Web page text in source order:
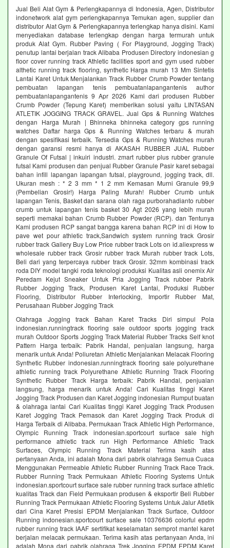
Jual Beli Alat Gym & Perlengkapannya di Indonesia, Agen, Distributor
indonetwork alat gym perlengkapannya Temukan agen, supplier dan
distributor Alat Gym & Perlengkapannya terlengkap hanya disini. Kami
menyediakan database terlengkap dengan harga termurah untuk
produk Alat Gym. Rubber Paving ( For Playground, Jogging Track)
penutup lantai berjalan track Alibaba Produsen Directory indonesian g
floor cover running track Athletic facilities sport and gym used rubber
althetic running track flooring, synthetic Harga murah 13 Mm Sintetis
Lantai Karet Untuk Menjalankan Track Rubber Crumb Powder tentang
pembuatan lapangan tenis pembuatanlapangantenis author
pembuatanlapangantenis 9 Apr 2026 Kami dari produsen Rubber
Crumb Powder (Tepung Karet) memberikan solusi yaitu LINTASAN
ATLETIK JOGGING TRACK GRAVEL. Jual Gps & Running Watches
dengan Harga Murah | Bhinneka bhinneka category gps running
watches Daftar harga Gps & Running Watches terbaru & murah
dengan spesifikasi terbaik. Tersedia Gps & Running Watches murah
dengan garansi resmi hanya di AKASAH RUBBER JUAL Rubber
Granule Of Futsal | inkuiri industri. zmart rubber plus rubber granule
futsal Kami produsen dan penjual Rubber Granule Pasir karet sebagai
bahan infill lapangan lapangan futsal, playground, jogging track, dll.
Ukuran mesh : * 2 3 mm * 1 2 mm Kemasan Murni Granule 99,9
(Pembelian Grosir!) Harga Paling Murah! Rubber Crumb untuk
lapangan Tenis, Basket dan sarana olah raga purborahadianto rubber
crumb untuk lapangan tenis basket 30 Agt 2026 yang lebih murah
seperti memakai bahan Crumb Rubber Powder (RCP). dan Tentunya
Kami produsen RCP sangat bangga karena bahan RCP ini di How to
pave wet pour athletic track,Sandwich system running track Grosir
rubber track Gallery Buy Low Price rubber track Lots on id.aliexpress w
wholesale rubber track Grosir rubber track Murah rubber track Lots,
Beli dari yang terpercaya rubber track Grosir. 32mm kombinasi track
roda DIY model tangki roda teknologi produksi Kualitas asli onemix Air
Peredam Kejut Sneaker Untuk Pria Jogging Track rubber Pabrik
Rubber Jogging Track, Produsen Karet Lantai, Produksi Rubber
Flooring, Distributor Rubber Interlocking, Importir Rubber Mat,
Perusahaan Rubber Jogging Track
Olahraga Jogging track Bahan Karet Tracks Diri simpul Pola
indonesian.runningtrack flooring sale outdoor sports jogging track
murah Outdoor Sports Jogging Track Material Rubber Tracks Self knot
Pattern Harga terbaik: Pabrik Handal, penjualan langsung, harga
menarik untuk Anda! Poliuretan Athletic Menjalankan Melacak Flooring
Synthetic Rubber indonesian.runningtrack flooring sale polyurethane
athletic running track Polyurethane Athletic Running Track Flooring
Synthetic Rubber Track Harga terbaik: Pabrik Handal, penjualan
langsung, harga menarik untuk Anda! Cari Kualitas tinggi Karet
Jogging Track Produsen dan Karet Jogging indonesian Rumput buatan
& olahraga lantai Cari Kualitas tinggi Karet Jogging Track Produsen
Karet Jogging Track Pemasok dan Karet Jogging Track Produk di
Harga Terbaik di Alibaba. Permukaan Track Athletic High Performance,
Olympic Running Track indonesian.sportcourt surface sale high
performance athletic track run High Performance Athletic Track
Surfaces, Olympic Running Track Material Terima kasih atas
pertanyaan Anda, ini adalah Mona dari pabrik olahraga Semua Cuaca
Menggunakan Permeable Athletic Rubber Running Track Race Track.
Rubber Running Track Permukaan Athletic Flooring Systems Untuk
indonesian.sportcourt surface sale rubber running track surface athletic
kualitas Track dan Field Permukaan produsen & eksportir Beli Rubber
Running Track Permukaan Athletic Flooring Systems Untuk Jalur Atletik
dari Cina Karet Presisi EPDM Menjalankan Track Surface, Outdoor
Running indonesian.sportcourt surface sale 10376636 colorful epdm
rubber running track IAAF sertifikat keselamatan semprot mantel karet
berjalan melacak permukaan. Terima kasih atas pertanyaan Anda, ini
adalah Mona dari pabrik olahraga Trek Jogging EPDM EPDM Karet